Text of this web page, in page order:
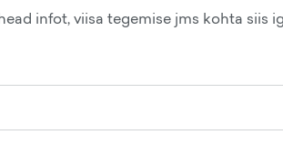
infot, viisa tegemise jms kohta siis